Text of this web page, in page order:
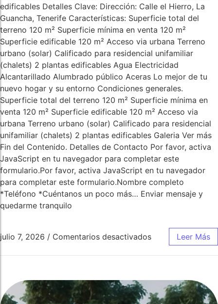
edificables Detalles Clave: Dirección: Calle el Hierro, La
Guancha, Tenerife Características: Superficie total del
terreno 120 m² Superficie mínima en venta 120 m²
Superficie edificable 120 m² Acceso via urbana Terreno
urbano (solar) Calificado para residencial unifamiliar
(chalets) 2 plantas edificables Agua Electricidad
Alcantarillado Alumbrado público Aceras Lo mejor de tu
nuevo hogar y su entorno Condiciones generales.
Superficie total del terreno 120 m² Superficie mínima en
venta 120 m² Superficie edificable 120 m² Acceso via
urbana Terreno urbano (solar) Calificado para residencial
unifamiliar (chalets) 2 plantas edificables Galeria Ver más
Fin del Contenido. Detalles de Contacto Por favor, activa
JavaScript en tu navegador para completar este
formulario.Por favor, activa JavaScript en tu navegador
para completar este formulario.Nombre completo
*Teléfono *Cuéntanos un poco más… Enviar mensaje y
quedarme tranquilo
julio 7, 2026 / Comentarios desactivados Leer Más